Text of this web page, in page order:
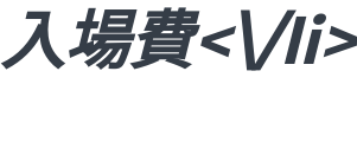
入場費<\/li>